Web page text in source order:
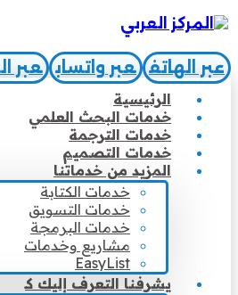
عبر الهاتف عبر واتساب عبر
الرئيسية
خدمات البحث العلمي
خدمات الترجمة
خدمات التصميم
المزيد من خدماتنا
خدمات الكتابة
خدمات التسويق
خدمات البرمجة
مشاريع وخدمات
EasyList
يشرفنا التعرف إليك كـ